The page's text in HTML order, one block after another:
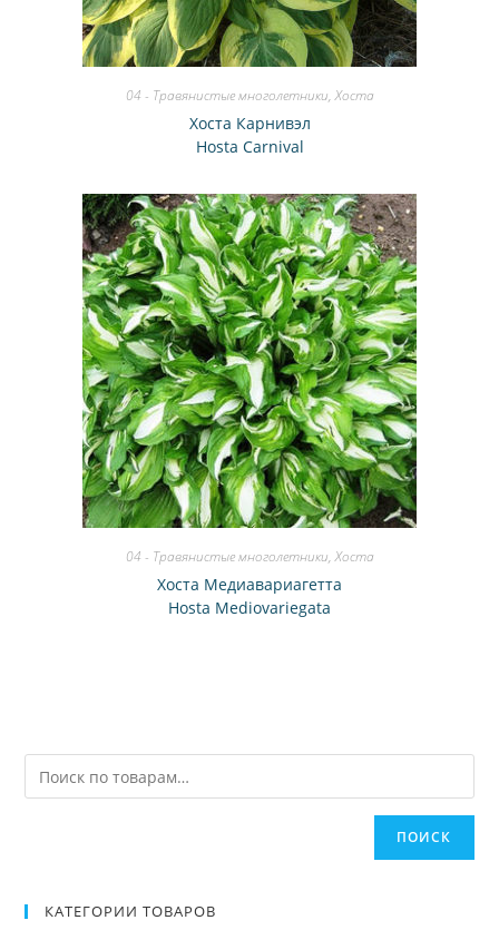
04 - Травянистые многолетники,Хоста
Хоста Карнивэл
Hosta Carnival
04 - Травянистые многолетники,Хоста
Хоста Медиавариагетта
Hosta Mediovariegata
ПОИСК
КАТЕГОРИИ ТОВАРОВ